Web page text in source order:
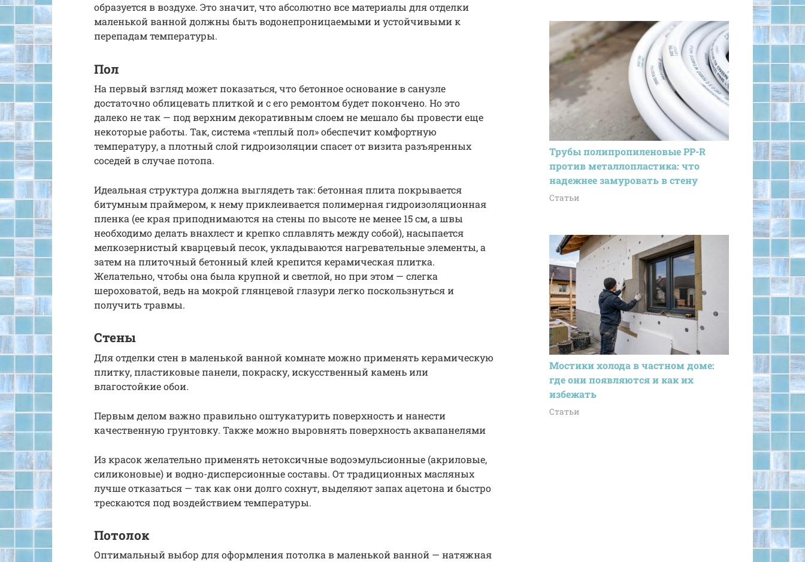
образуется в воздухе. Это значит, что абсолютно все материалы для отделки
маленькой ванной должны быть водонепроницаемыми и устойчивыми к
перепадам температуры.
Пол
На первый взгляд может показаться, что бетонное основание в санузле
достаточно облицевать плиткой и с его ремонтом будет покончено. Но это
далеко не так — под верхним декоративным слоем не мешало бы провести еще
некоторые работы. Так, система «теплый пол» обеспечит комфортную
температуру, а плотный слой гидроизоляции спасет от визита разъяренных
соседей в случае потопа.
Идеальная структура должна выглядеть так: бетонная плита покрывается
битумным праймером, к нему приклеивается полимерная гидроизоляционная
пленка (ее края приподнимаются на стены по высоте не менее 15 см, а швы
необходимо делать внахлест и крепко сплавлять между собой), насыпается
мелкозернистый кварцевый песок, укладываются нагревательные элементы, а
затем на плиточный бетонный клей крепится керамическая плитка.
Желательно, чтобы она была крупной и светлой, но при этом — слегка
шероховатой, ведь на мокрой глянцевой глазури легко поскользнуться и
получить травмы.
Стены
Для отделки стен в маленькой ванной комнате можно применять керамическую
плитку, пластиковые панели, покраску, искусственный камень или
влагостойкие обои.
Первым делом важно правильно оштукатурить поверхность и нанести
качественную грунтовку. Также можно выровнять поверхность аквапанелями
Из красок желательно применять нетоксичные водоэмульсионные (акриловые,
силиконовые) и водно-дисперсионные составы. От традиционных масляных
лучше отказаться — так как они долго сохнут, выделяют запах ацетона и быстро
трескаются под воздействием температуры.
Потолок
Оптимальный выбор для оформления потолка в маленькой ванной — натяжная
Трубы полипропиленовые PP-R
против металлопластика: что
надежнее замуровать в стену
Статьи
Мостики холода в частном доме:
где они появляются и как их
избежать
Статьи